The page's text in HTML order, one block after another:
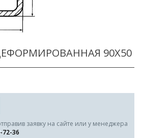
90X50
заявку на сайте или у менеджера
72-36